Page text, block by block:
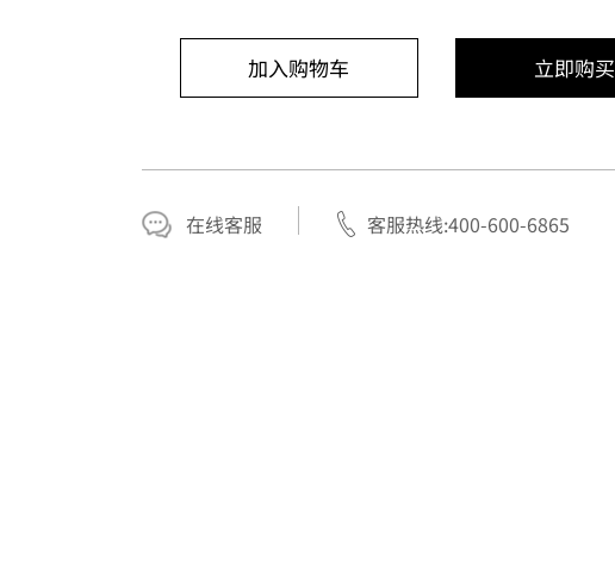
加入购物车 立即购买
在线客服 客服热线:400-600-6865